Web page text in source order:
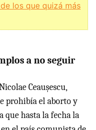
los que quizá más
a no seguir
Ceaușescu,
prohibía el aborto y
que hasta la fecha la